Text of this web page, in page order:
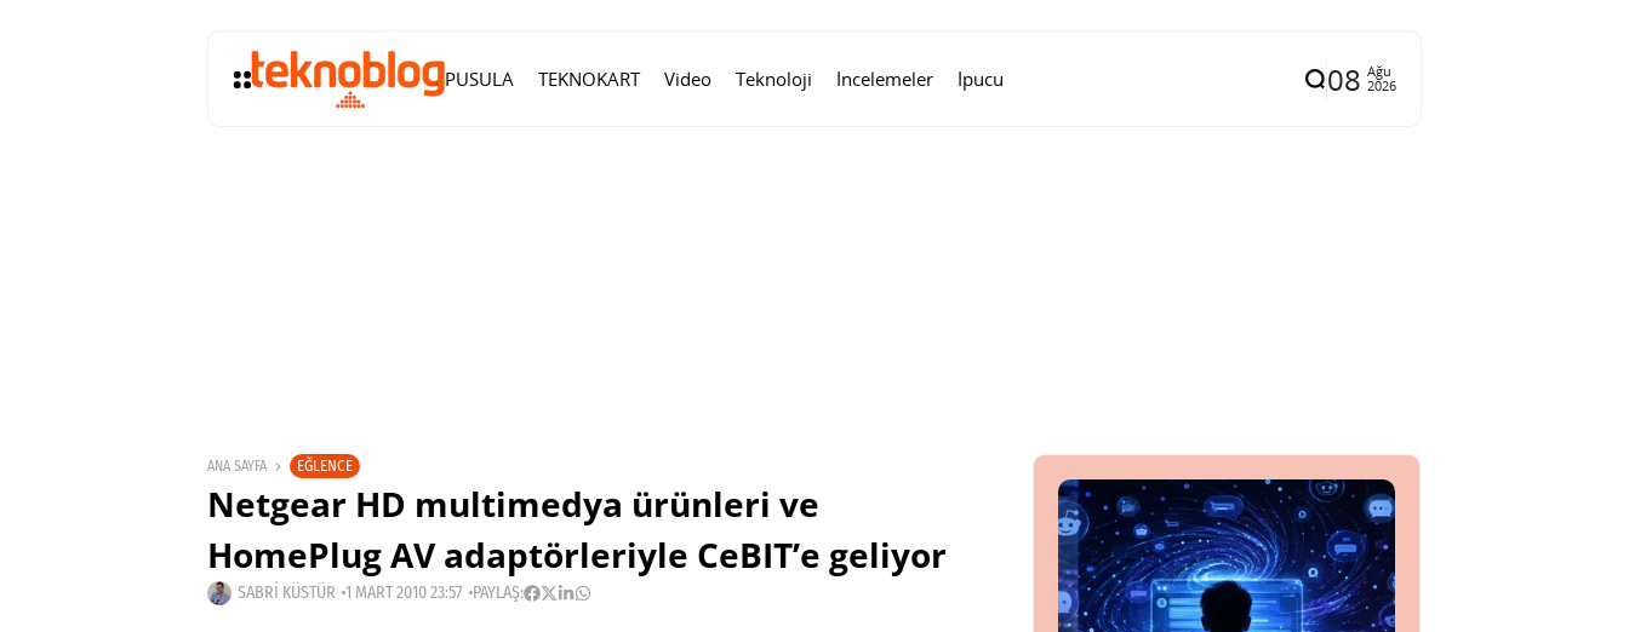
PUSULA TEKNOKART Video Teknoloji İncelemeler İpucu 08 Ağu
2026
ANA SAYFA EĞLENCE
Netgear HD multimedya ürünleri ve
HomePlug AV adaptörleriyle CeBIT’e geliyor
SABRI KÜSTÜR 1 MART 2010 23:57 PAYLAŞ: